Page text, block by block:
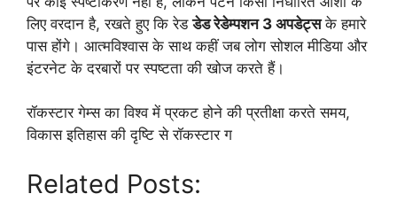
लिए वरदान है, रखते हुए कि रेडडेड रेडेम्पशन 3 अपडेट्सके हमारे
पास होंगे। आत्मविश्वास के साथ कहीं जब लोग सोशल मीडिया और
इंटरनेट के दरबारों पर स्पष्टता की खोज करते हैं।
रॉकस्टार गेम्स का विश्व में प्रकट होने की प्रतीक्षा करते समय,
विकास इतिहास की दृष्टि से रॉकस्टार ग
Related Posts: